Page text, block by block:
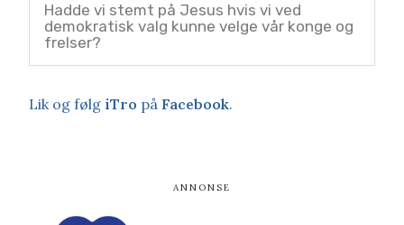
Hadde vi stemt på Jesus hvis vi ved
demokratisk valg kunne velge vår konge og
frelser?
Lik og følg iTro på Facebook.